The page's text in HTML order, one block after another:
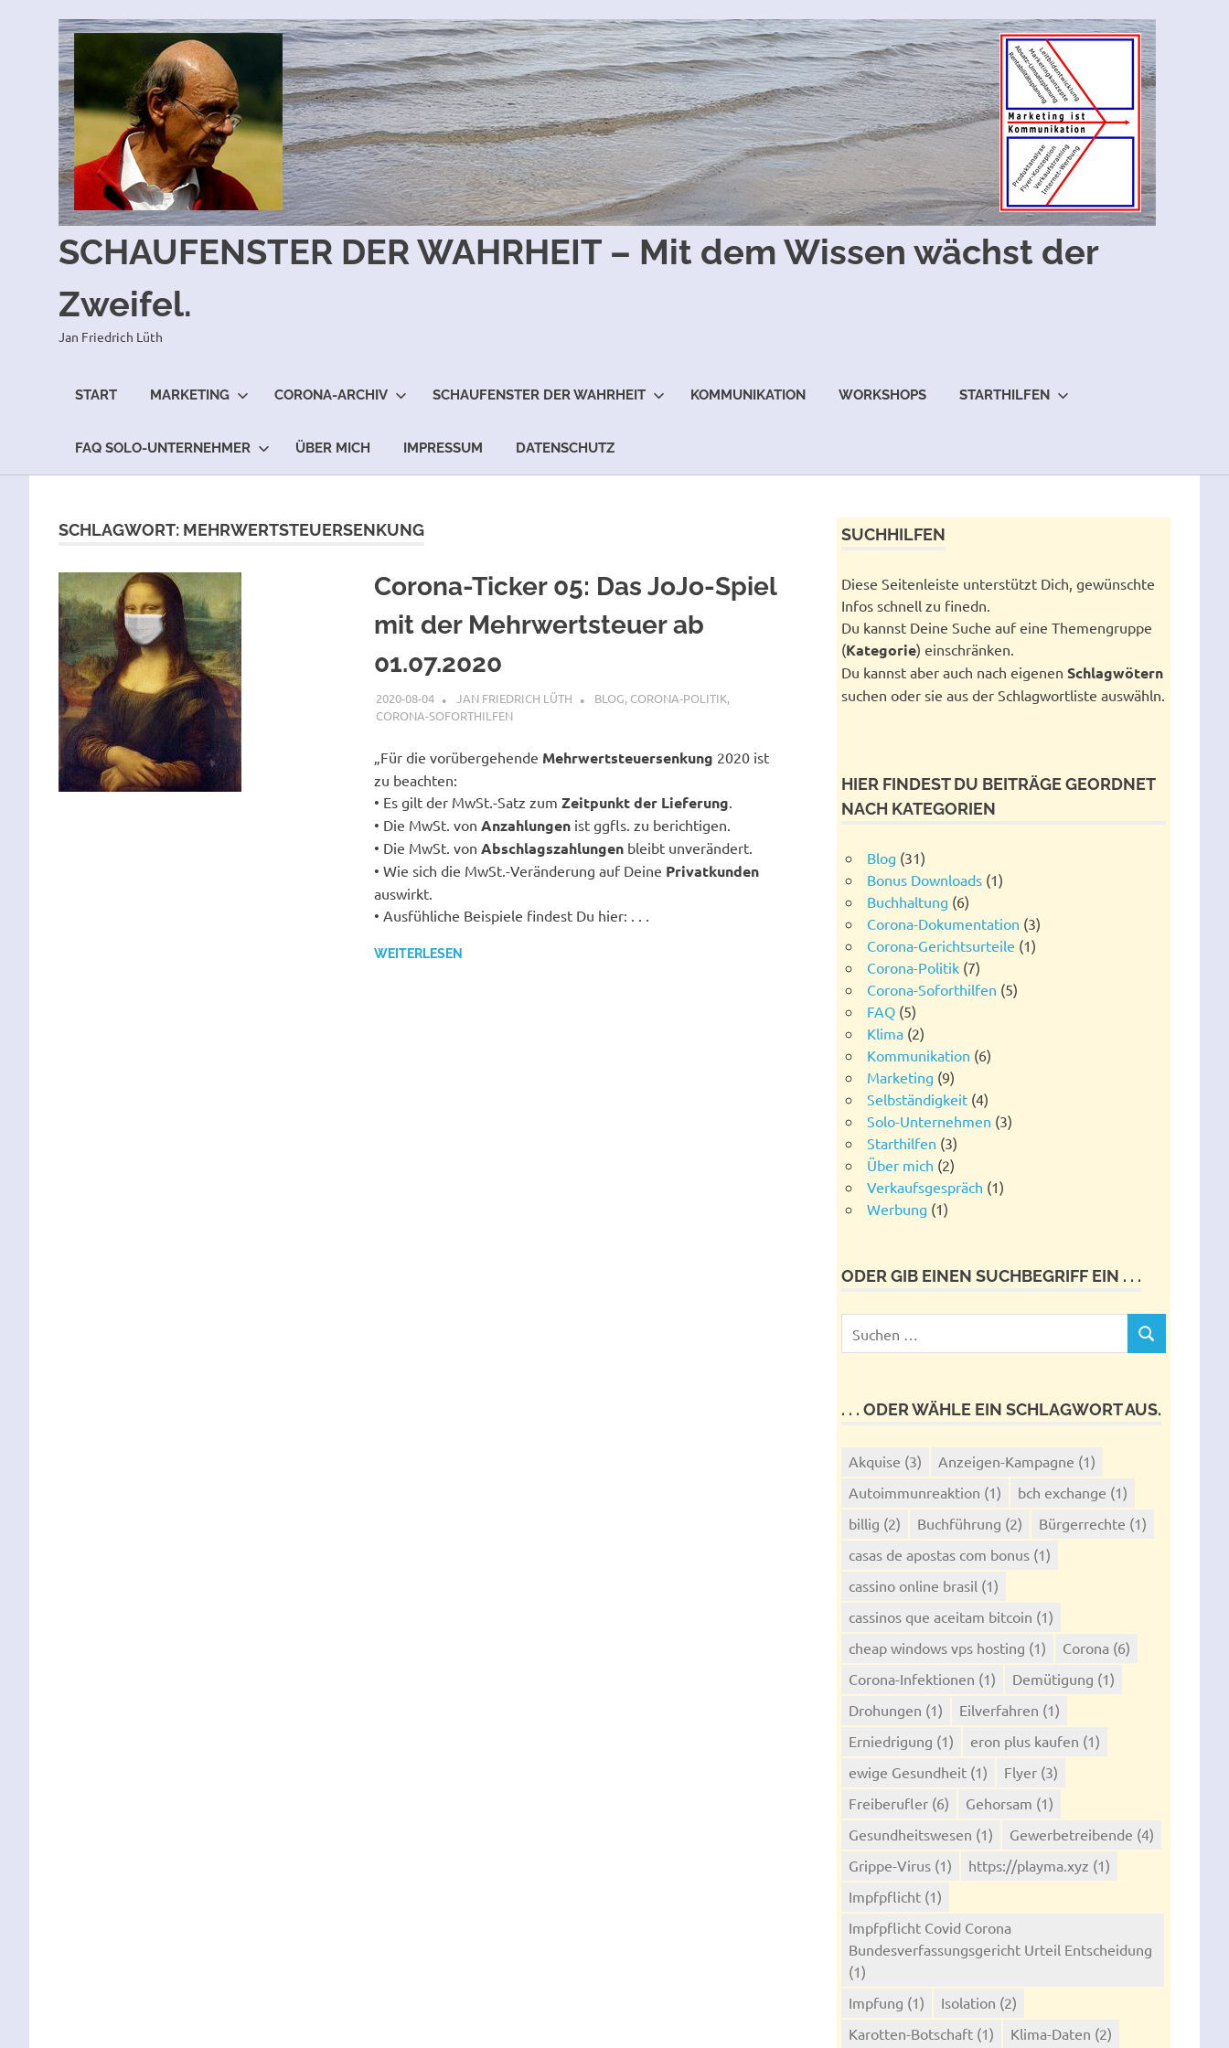
SCHAUFENSTER DER WAHRHEIT – Mit dem Wissen wächst der
Zweifel.
Jan Friedrich Lüth
START MARKETING CORONA-ARCHIV SCHAUFENSTER DER WAHRHEIT KOMMUNIKATION WORKSHOPS STARTHILFEN
FAQ SOLO-UNTERNEHMER ÜBER MICH IMPRESSUM DATENSCHUTZ
SCHLAGWORT: MEHRWERTSTEUERSENKUNG
Corona-Ticker 05: Das JoJo-Spiel
mit der Mehrwertsteuer ab
01.07.2020
2020-08-04 JAN FRIEDRICH LÜTH BLOG, CORONA-POLITIK,
CORONA-SOFORTHILFEN
„Für die vorübergehende Mehrwertsteuersenkung 2020 ist
zu beachten:
• Es gilt der MwSt.-Satz zum Zeitpunkt der Lieferung.
• Die MwSt. von Anzahlungenist ggfls. zu berichtigen.
• Die MwSt. von Abschlagszahlungenbleibt unverändert.
• Wie sich die MwSt.-Veränderung auf Deine Privatkunden
auswirkt.
• Ausfühliche Beispiele findest Du hier: . . .
WEITERLESEN
SUCHHILFEN
Diese Seitenleiste unterstützt Dich, gewünschte
Infos schnell zu finedn.
Du kannst Deine Suche auf eine Themengruppe
(Kategorie) einschränken.
Du kannst aber auch nach eigenenSchlagwötern
suchen oder sie aus der Schlagwortliste auswähln.
HIER FINDEST DU BEITRÄGE GEORDNET
NACH KATEGORIEN
Blog (31)
Bonus Downloads (1)
Buchhaltung (6)
Corona-Dokumentation (3)
Corona-Gerichtsurteile (1)
Corona-Politik (7)
Corona-Soforthilfen (5)
FAQ (5)
Klima (2)
Kommunikation (6)
Marketing (9)
Selbständigkeit (4)
Solo-Unternehmen (3)
Starthilfen (3)
Über mich (2)
Verkaufsgespräch (1)
Werbung (1)
ODER GIB EINEN SUCHBEGRIFF EIN . . .
nach:
SUCHEN
. . . ODER WÄHLE EIN SCHLAGWORT AUS.
Akquise (3) Anzeigen-Kampagne (1)
Autoimmunreaktion (1) bch exchange (1)
billig (2) Buchführung (2) Bürgerrechte (1)
casas de apostas com bonus (1)
cassino online brasil (1)
cassinos que aceitam bitcoin (1)
cheap windows vps hosting (1) Corona (6)
Corona-Infektionen (1) Demütigung (1)
Drohungen (1) Eilverfahren (1)
Erniedrigung (1) eron plus kaufen (1)
ewige Gesundheit (1) Flyer (3)
Freiberufler (6) Gehorsam (1)
Gesundheitswesen (1) Gewerbetreibende (4)
Grippe-Virus (1) https://playma.xyz (1)
Impfpflicht (1)
Impfpflicht Covid Corona
Bundesverfassungsgericht Urteil Entscheidung
(1)
Impfung (1) Isolation (2)
Karotten-Botschaft (1) Klima-Daten (2)